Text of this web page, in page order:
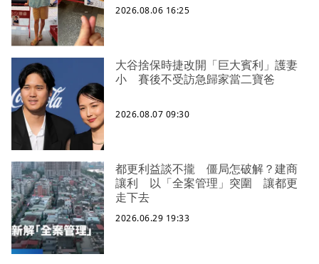
2026.08.06 16:25
大谷捨保時捷改開「巨大賓利」護妻
小 賽後不受訪急歸家當二寶爸
2026.08.07 09:30
都更利益談不攏 僵局怎破解？建商
讓利 以「全案管理」突圍 讓都更
走下去
2026.06.29 19:33